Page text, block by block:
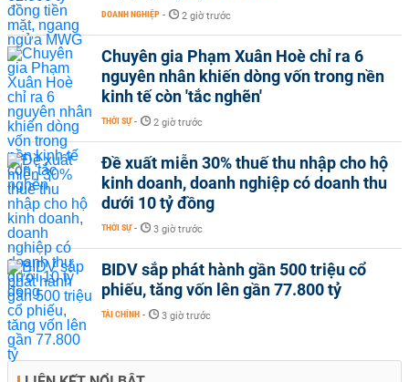
DOANH NGHIỆP - 2 giờ trước
Chuyên gia Phạm Xuân Hoè chỉ ra 6
nguyên nhân khiến dòng vốn trong nền
kinh tế còn 'tắc nghẽn'
THỜI SỰ - 2 giờ trước
Đề xuất miễn 30% thuế thu nhập cho hộ
kinh doanh, doanh nghiệp có doanh thu
dưới 10 tỷ đồng
THỜI SỰ - 3 giờ trước
BIDV sắp phát hành gần 500 triệu cổ
phiếu, tăng vốn lên gần 77.800 tỷ
TÀI CHÍNH - 3 giờ trước